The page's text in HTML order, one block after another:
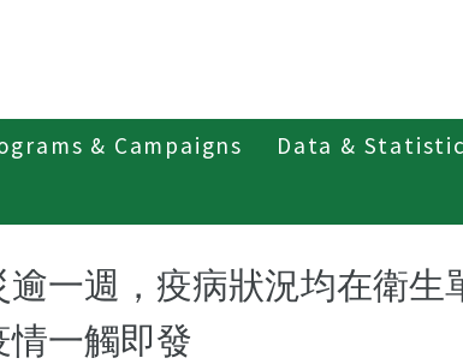
& Campaigns
Data &
逾一週，疫病狀況均在衛生
一觸即發